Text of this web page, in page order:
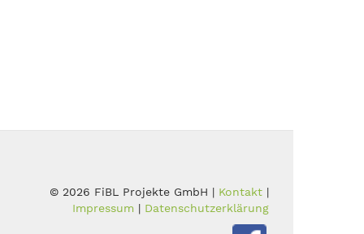
© 2026 FiBL Projekte GmbH | Kontakt |
Impressum | Datenschutzerklärung